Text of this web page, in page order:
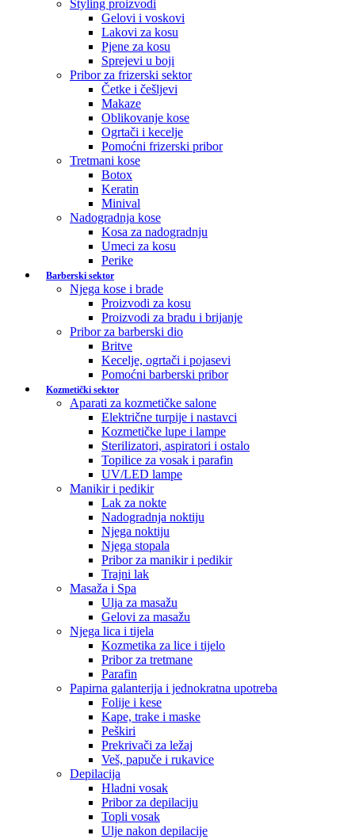
Styling proizvodi
Gelovi i voskovi
Lakovi za kosu
Pjene za kosu
Sprejevi u boji
Pribor za frizerski sektor
Četke i češljevi
Makaze
Oblikovanje kose
Ogrtači i kecelje
Pomoćni frizerski pribor
Tretmani kose
Botox
Keratin
Minival
Nadogradnja kose
Kosa za nadogradnju
Umeci za kosu
Perike
Barberski sektor
Njega kose i brade
Proizvodi za kosu
Proizvodi za bradu i brijanje
Pribor za barberski dio
Britve
Kecelje, ogrtači i pojasevi
Pomoćni barberski pribor
Kozmetički sektor
Aparati za kozmetičke salone
Električne turpije i nastavci
Kozmetičke lupe i lampe
Sterilizatori, aspiratori i ostalo
Topilice za vosak i parafin
UV/LED lampe
Manikir i pedikir
Lak za nokte
Nadogradnja noktiju
Njega noktiju
Njega stopala
Pribor za manikir i pedikir
Trajni lak
Masaža i Spa
Ulja za masažu
Gelovi za masažu
Njega lica i tijela
Kozmetika za lice i tijelo
Pribor za tretmane
Parafin
Papirna galanterija i jednokratna upotreba
Folije i kese
Kape, trake i maske
Peškiri
Prekrivači za ležaj
Veš, papuče i rukavice
Depilacija
Hladni vosak
Pribor za depilaciju
Topli vosak
Ulje nakon depilacije